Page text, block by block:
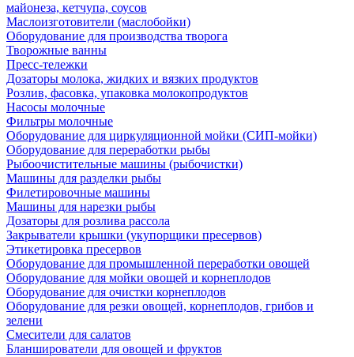
майонеза, кетчупа, соусов
Маслоизготовители (маслобойки)
Оборудование для производства творога
Творожные ванны
Пресс-тележки
Дозаторы молока, жидких и вязких продуктов
Розлив, фасовка, упаковка молокопродуктов
Насосы молочные
Фильтры молочные
Оборудование для циркуляционной мойки (СИП-мойки)
Оборудование для переработки рыбы
Рыбоочистительные машины (рыбочистки)
Машины для разделки рыбы
Филетировочные машины
Машины для нарезки рыбы
Дозаторы для розлива рассола
Закрыватели крышки (укупорщики пресервов)
Этикетировка пресервов
Оборудование для промышленной переработки овощей
Оборудование для мойки овощей и корнеплодов
Оборудование для очистки корнеплодов
Оборудование для резки овощей, корнеплодов, грибов и
зелени
Смесители для салатов
Бланширователи для овощей и фруктов